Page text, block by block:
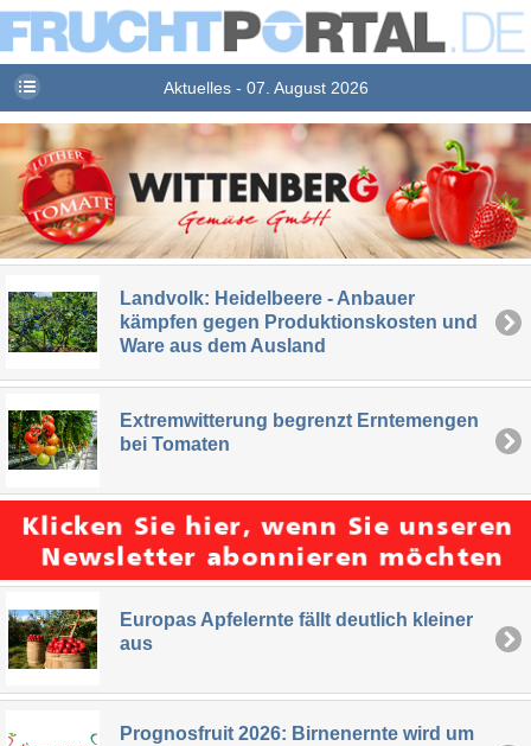
Aktuelles - 07. August 2026
Landvolk: Heidelbeere - Anbauer
kämpfen gegen Produktionskosten und
Ware aus dem Ausland
Extremwitterung begrenzt Erntemengen
bei Tomaten
Europas Apfelernte fällt deutlich kleiner
aus
Prognosfruit 2026: Birnenernte wird um